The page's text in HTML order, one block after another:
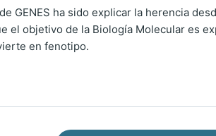
GENES ha sido explicar la herencia
el objetivo de la Biología Molecular es
en fenotipo.